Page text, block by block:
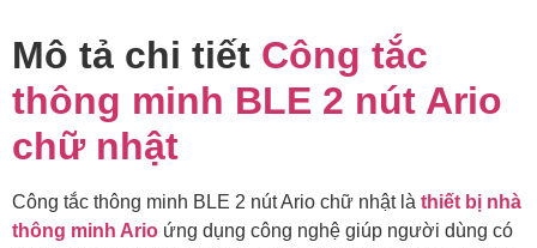
Mô tả chi tiết Công tắc
thông minh BLE 2 nút Ario
chữ nhật
Công tắc thông minh BLE 2 nút Ario chữ nhật là thiết bị nhà
thông minh Ario ứng dụng công nghệ giúp người dùng có